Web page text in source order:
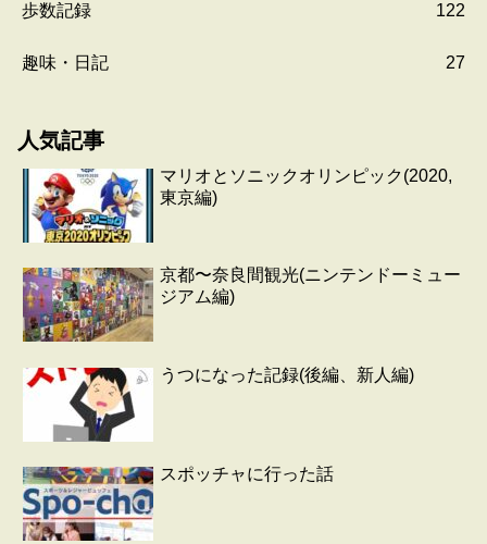
歩数記録 122
趣味・日記 27
人気記事
マリオとソニックオリンピック(2020,
東京編)
京都〜奈良間観光(ニンテンドーミュー
ジアム編)
うつになった記録(後編、新人編)
スポッチャに行った話